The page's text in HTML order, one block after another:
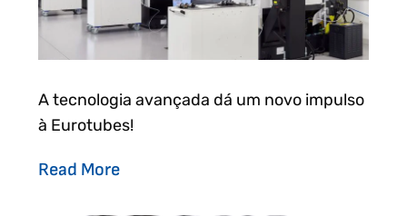
A tecnologia avançada dá um novo impulso
à Eurotubes!
Read More